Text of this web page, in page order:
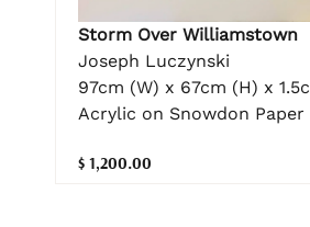
Storm Over Williamstown
Joseph Luczynski
97cm (W) x 67cm (H) x
Acrylic on Snowdon Paper
$ 1,200.00